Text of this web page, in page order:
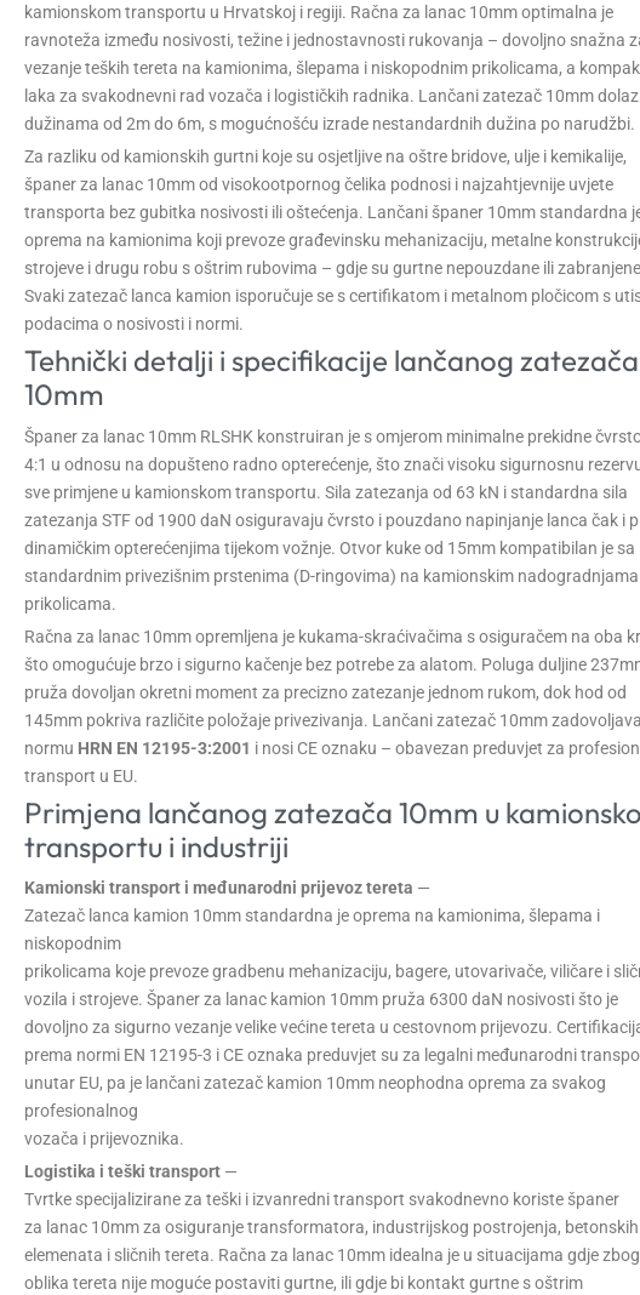
kamionskom transportu u Hrvatskoj i regiji. Račna za lanac 10mm optimalna je
ravnoteža između nosivosti, težine i jednostavnosti rukovanja – dovoljno snažna
vezanje teških tereta na kamionima, šlepama i niskopodnim prikolicama, a
laka za svakodnevni rad vozača i logističkih radnika. Lančani zatezač 10mm
dužinama od 2m do 6m, s mogućnošću izrade nestandardnih dužina po narudžbi.
Za razliku od kamionskih gurtni koje su osjetljive na oštre bridove, ulje i kemikalije,
španer za lanac 10mm od visokootpornog čelika podnosi i najzahtjevnije uvjete
transporta bez gubitka nosivosti ili oštećenja. Lančani španer 10mm standardna
oprema na kamionima koji prevoze građevinsku mehanizaciju, metalne
strojeve i drugu robu s oštrim rubovima – gdje su gurtne nepouzdane ili
Svaki zatezač lanca kamion isporučuje se s certifikatom i metalnom pločicom s
podacima o nosivosti i normi.
Tehnički detalji i specifikacije lančanog zatezača
10mm
Španer za lanac 10mm RLSHK konstruiran je s omjerom minimalne prekidne
4:1 u odnosu na dopušteno radno opterećenje, što znači visoku sigurnosnu
sve primjene u kamionskom transportu. Sila zatezanja od 63 kN i standardna sila
zatezanja STF od 1900 daN osiguravaju čvrsto i pouzdano napinjanje lanca čak i
dinamičkim opterećenjima tijekom vožnje. Otvor kuke od 15mm kompatibilan je sa
standardnim privezišnim prstenima (D-ringovima) na kamionskim
prikolicama.
Račna za lanac 10mm opremljena je kukama-skraćivačima s osiguračem na oba
što omogućuje brzo i sigurno kačenje bez potrebe za alatom. Poluga duljine
pruža dovoljan okretni moment za precizno zatezanje jednom rukom, dok hod od
145mm pokriva različite položaje privezivanja. Lančani zatezač 10mm zadovoljava
normu HRN EN 12195-3:2001 i nosi CE oznaku – obavezan preduvjet za
transport u EU.
Primjena lančanog zatezača 10mm u
transportu i industriji
Kamionski transport i međunarodni prijevoz tereta —
Zatezač lanca kamion 10mm standardna je oprema na kamionima, šlepama i
niskopodnim
prikolicama koje prevoze gradbenu mehanizaciju, bagere, utovarivače, viličare i
vozila i strojeve. Španer za lanac kamion 10mm pruža 6300 daN nosivosti što je
dovoljno za sigurno vezanje velike većine tereta u cestovnom prijevozu.
prema normi EN 12195-3 i CE oznaka preduvjet su za legalni međunarodni
unutar EU, pa je lančani zatezač kamion 10mm neophodna oprema za svakog
profesionalnog
vozača i prijevoznika.
Logistika i teški transport —
Tvrtke specijalizirane za teški i izvanredni transport svakodnevno koriste španer
za lanac 10mm za osiguranje transformatora, industrijskog postrojenja, betonskih
elemenata i sličnih tereta. Račna za lanac 10mm idealna je u situacijama gdje zbog
oblika tereta nije moguće postaviti gurtne, ili gdje bi kontakt gurtne s oštrim